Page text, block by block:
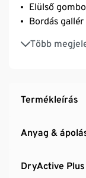
Elülső
Bordás gallér
Több
Puha,
optimális
Termékleírás
Anyag &
DryActive